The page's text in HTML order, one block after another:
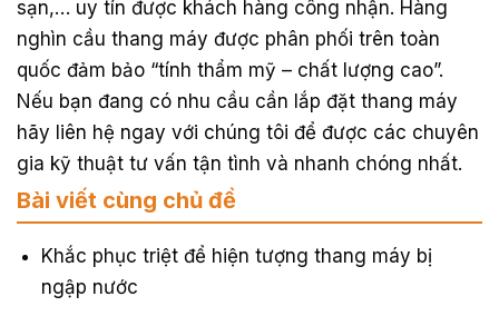
sạn,… uy tín được khách hàng công nhận. Hàng
nghìn cầu thang máy được phân phối trên toàn
quốc đảm bảo “tính thẩm mỹ – chất lượng cao”.
Nếu bạn đang có nhu cầu cần lắp đặt thang máy
hãy liên hệ ngay với chúng tôi để được các chuyên
gia kỹ thuật tư vấn tận tình và nhanh chóng nhất.
Bài viết cùng chủ đề
Khắc phục triệt để hiện tượng thang máy bị
ngập nước